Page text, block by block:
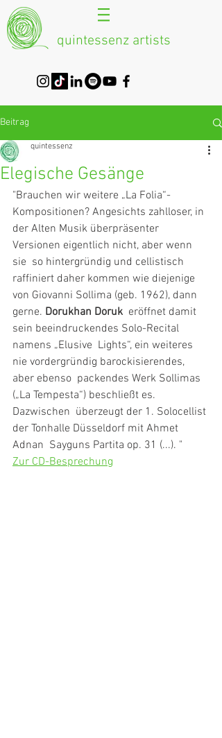
quintessenz artists
Beitrag
Elegische Gesänge
quintessenz
"Brauchen wir weitere „La Folia“-
Kompositionen? Angesichts zahlloser, in
der Alten Musik überpräsenter
Versionen eigentlich nicht, aber wenn
sie  so hintergründig und cellistisch
raffiniert daher kommen wie diejenige
von Giovanni Sollima (geb. 1962), dann
gerne. Dorukhan Doruk
  eröffnet damit
sein beeindruckendes Solo-Recital
namens „Elusive  Lights“, ein weiteres
nie vordergründig barockisierendes,
aber ebenso  packendes Werk Sollimas
(„La Tempesta“) beschließt es.
Dazwischen  überzeugt der 1. Solocellist
der Tonhalle Düsseldorf mit Ahmet
Adnan  Sayguns Partita op. 31 (...). "
Zur CD-Besprechung